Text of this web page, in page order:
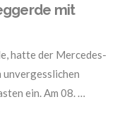
mit
hatte der Mercedes-
unvergesslichen
ein. Am 08. …